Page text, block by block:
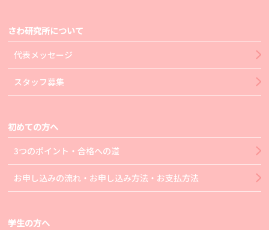
さわ研究所について
代表メッセージ
スタッフ募集
初めての方へ
3つのポイント・合格への道
お申し込みの流れ・お申し込み方法・お支払方法
学生の方へ